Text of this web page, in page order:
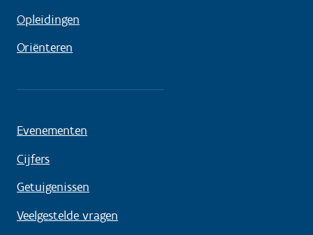
Opleidingen
Oriënteren
Evenementen
Cijfers
Getuigenissen
Veelgestelde vragen